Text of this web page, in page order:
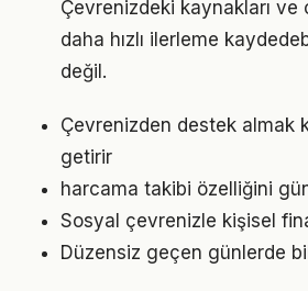
Çevrenizdeki kaynakları ve
daha hızlı ilerleme
değil.
Çevrenizden destek almak
getirir
harcama takibi özelliğini
Sosyal çevrenizle kişisel
Düzensiz geçen günlerde